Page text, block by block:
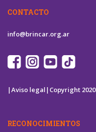
CONTACTO
info@brincar.org.ar
|Aviso legal| Copyright 2020
RECONOCIMIENTOS